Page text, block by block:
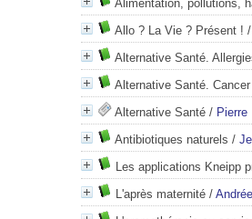
Alimentation, pollutions,
Allo ? La Vie ? Présent !
Alternative Santé.
Alternative Santé.
Alternative Santé / Pierre
Antibiotiques naturels /
Les applications Kneipp
L'après maternité /